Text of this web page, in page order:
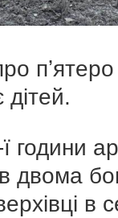
пʼятеро
години
двома
в